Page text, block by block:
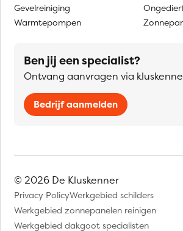
Gevelreiniging
Warmtepompen
Ben jij een specialist?
Ontvang aanvragen via
Bedrijf aanmelden
© 2026 De Kluskenner
Privacy PolicyWerkgebied schilders
Werkgebied zonnepanelen reinigen
Werkgebied dakgoot specialisten